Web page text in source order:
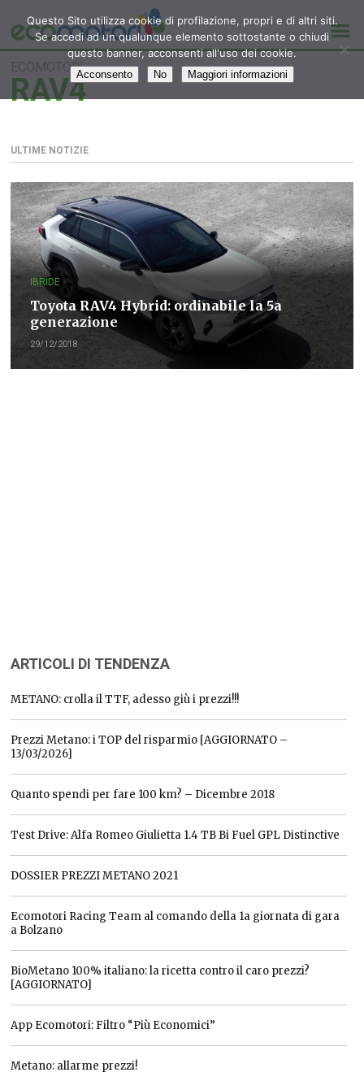
ECOMOTORI
RAV4
ULTIME NOTIZIE
IBRIDE
Toyota RAV4 Hybrid: ordinabile la 5a
generazione
29/12/2018
ARTICOLI DI TENDENZA
METANO: crolla il TTF, adesso giù i prezzi!!!
Prezzi Metano: i TOP del risparmio [AGGIORNATO –
13/03/2026]
Quanto spendi per fare 100 km? – Dicembre 2018
Test Drive: Alfa Romeo Giulietta 1.4 TB Bi Fuel GPL Distinctive
DOSSIER PREZZI METANO 2021
Ecomotori Racing Team al comando della 1a giornata di gara
a Bolzano
BioMetano 100% italiano: la ricetta contro il caro prezzi?
[AGGIORNATO]
App Ecomotori: Filtro “Più Economici”
Metano: allarme prezzi!
Questo Sito utilizza cookie di profilazione, propri e di altri siti.
Se accedi ad un qualunque elemento sottostante o chiudi
questo banner, acconsenti all'uso dei cookie.
Acconsento No Maggiori informazioni